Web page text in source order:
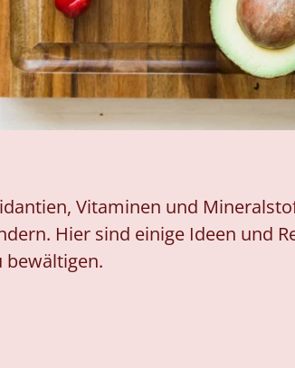
Vitaminen und
Hier sind einige Ideen und
bewältigen.